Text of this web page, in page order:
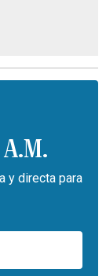
y directa para